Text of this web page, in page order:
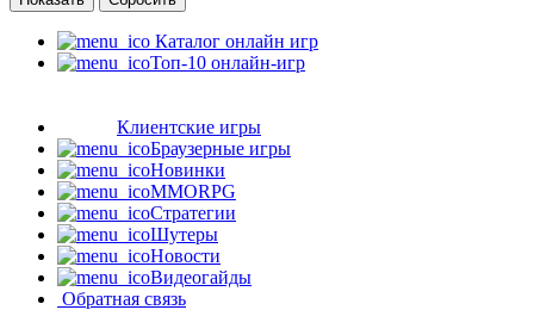
Каталог онлайн игр
Топ-10 онлайн-игр
Клиентские игры
Браузерные игры
Новинки
MMORPG
Стратегии
Шутеры
Новости
Видеогайды
Обратная связь